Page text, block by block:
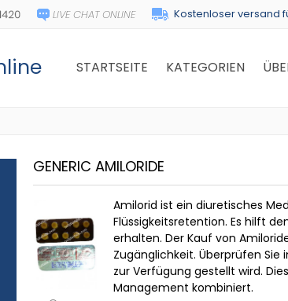
Kostenloser versand
STARTSEITE KATEGORIEN
GENERIC AMILORIDE
Amilorid ist ein diuretisches
Flüssigkeitsretention. Es hilft
erhalten. Der Kauf von
Zugänglichkeit. Überprüfen
zur Verfügung gestellt wird.
Management kombiniert.